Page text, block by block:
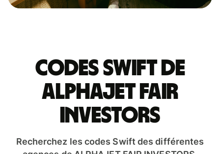
Codes Swift de
ALPHAJET FAIR
INVESTORS
Recherchez les codes Swift des différentes